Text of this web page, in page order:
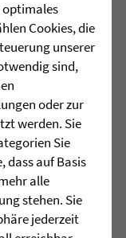
10.
optimales
Cookies, die
unserer
sind,
oder zur
werden. Sie
Sie
dass auf Basis
alle
stehen. Sie
jederzeit